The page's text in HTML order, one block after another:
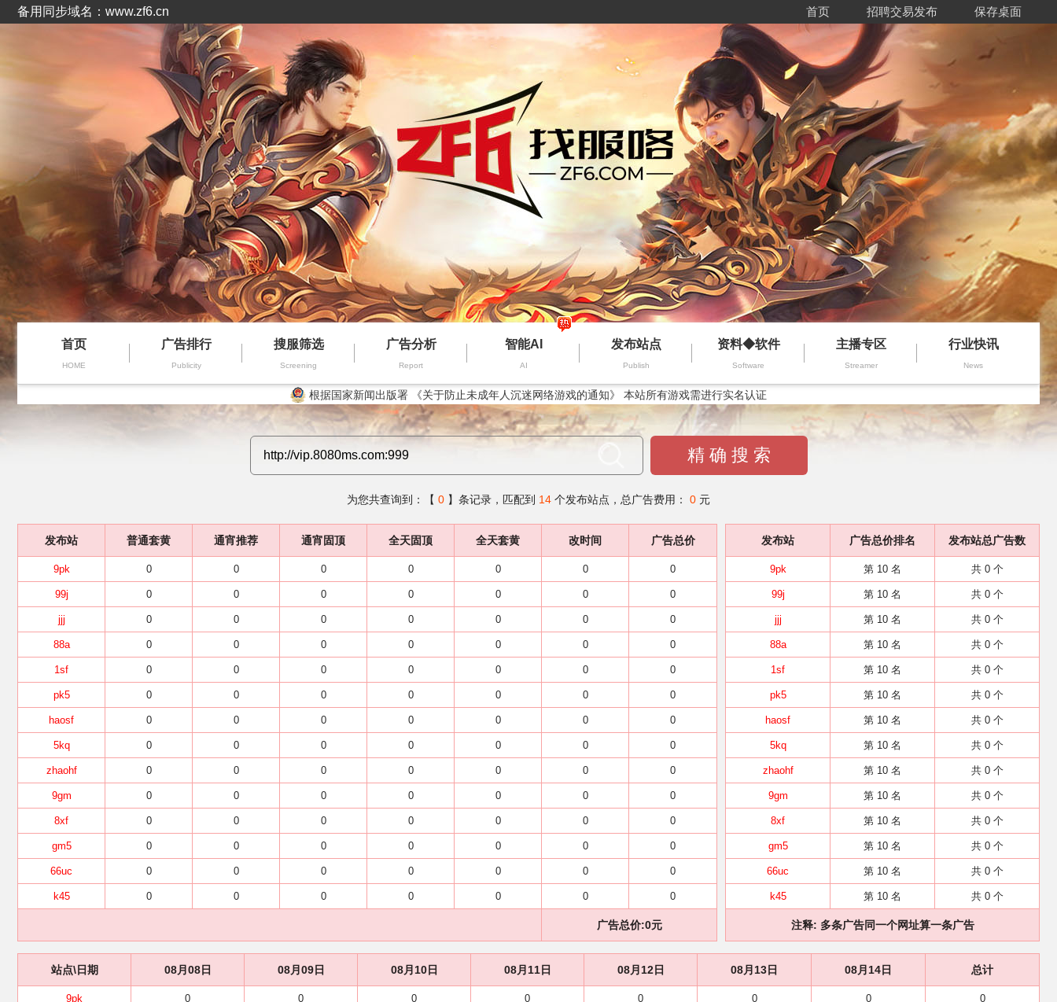
备用同步域名：www.zf6.cn 首页 招聘交易发布 保存桌面
首页
HOME
广告排行
Publicity
搜服筛选
Screening
广告分析
Report
智能AI
AI
发布站点
Publish
资料◆软件
Software
主播专区
Streamer
行业快讯
News
根据国家新闻出版署 《关于防止未成年人沉迷网络游戏的通知》 本站所有游戏需进行实名认证
精 确 搜 索
为您共查询到：【 0 】条记录，匹配到 14 个发布站点，总广告费用： 0 元
发布站 普通套黄 通宵推荐 通宵固顶 全天固顶 全天套黄 改时间 广告总价
9pk 0 0 0 0 0 0 0
99j 0 0 0 0 0 0 0
jjj 0 0 0 0 0 0 0
88a 0 0 0 0 0 0 0
1sf 0 0 0 0 0 0 0
pk5 0 0 0 0 0 0 0
haosf 0 0 0 0 0 0 0
5kq 0 0 0 0 0 0 0
zhaohf 0 0 0 0 0 0 0
9gm 0 0 0 0 0 0 0
8xf 0 0 0 0 0 0 0
gm5 0 0 0 0 0 0 0
66uc 0 0 0 0 0 0 0
k45 0 0 0 0 0 0 0
广告总价:0元
发布站 广告总价排名 发布站总广告数
9pk 第 10 名 共 0 个
99j 第 10 名 共 0 个
jjj 第 10 名 共 0 个
88a 第 10 名 共 0 个
1sf 第 10 名 共 0 个
pk5 第 10 名 共 0 个
haosf 第 10 名 共 0 个
5kq 第 10 名 共 0 个
zhaohf 第 10 名 共 0 个
9gm 第 10 名 共 0 个
8xf 第 10 名 共 0 个
gm5 第 10 名 共 0 个
66uc 第 10 名 共 0 个
k45 第 10 名 共 0 个
注释: 多条广告同一个网址算一条广告
站点\日期 08月08日 08月09日 08月10日 08月11日 08月12日 08月13日 08月14日 总计
9pk 0 0 0 0 0 0 0 0